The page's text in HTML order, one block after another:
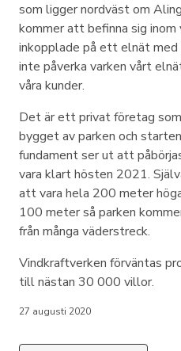
som ligger nordväst om
kommer att befinna sig
inkopplade på ett elnät med
inte påverka varken vårt
våra kunder.
Det är ett privat företag
bygget av parken och
fundament ser ut att
vara klart hösten 2021.
att vara hela 200 meter
100 meter så parken
från många väderstreck.
Vindkraftverken förväntas
till nästan 30 000 villor.
27 augusti 2020